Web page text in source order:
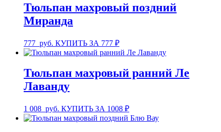
Тюльпан махровый поздний
Миранда
777 руб. КУПИТЬ ЗА 777 ₽
Тюльпан махровый ранний Ле
Лаванду
1 008 руб. КУПИТЬ ЗА 1008 ₽